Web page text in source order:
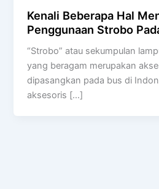
Kenali Beberapa Hal
Penggunaan Strobo
“Strobo” atau sekumpulan
yang beragam merupakan
dipasangkan pada bus di
aksesoris […]